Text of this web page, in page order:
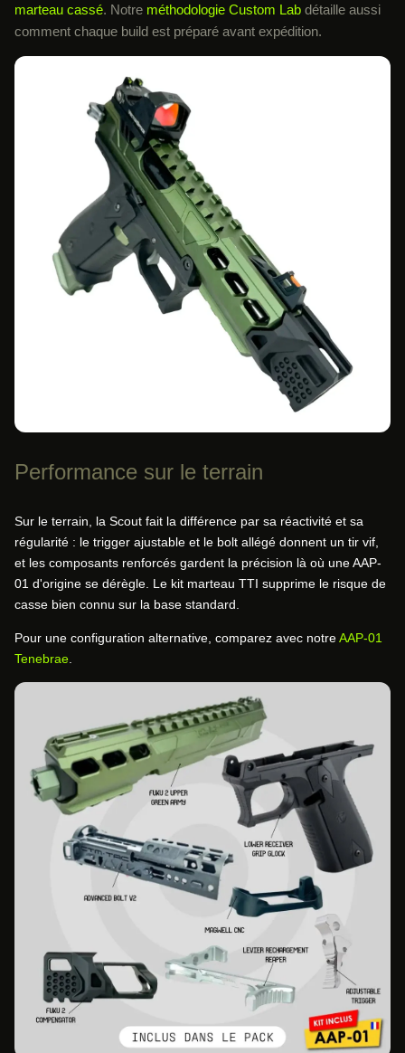
marteau cassé. Notre méthodologie Custom Lab détaille aussi
comment chaque build est préparé avant expédition.
Performance sur le terrain
Sur le terrain, la Scout fait la différence par sa réactivité et sa
régularité : le trigger ajustable et le bolt allégé donnent un tir vif,
et les composants renforcés gardent la précision là où une AAP-
01 d'origine se dérègle. Le kit marteau TTI supprime le risque de
casse bien connu sur la base standard.
Pour une configuration alternative, comparez avec notreAAP-01
Tenebrae